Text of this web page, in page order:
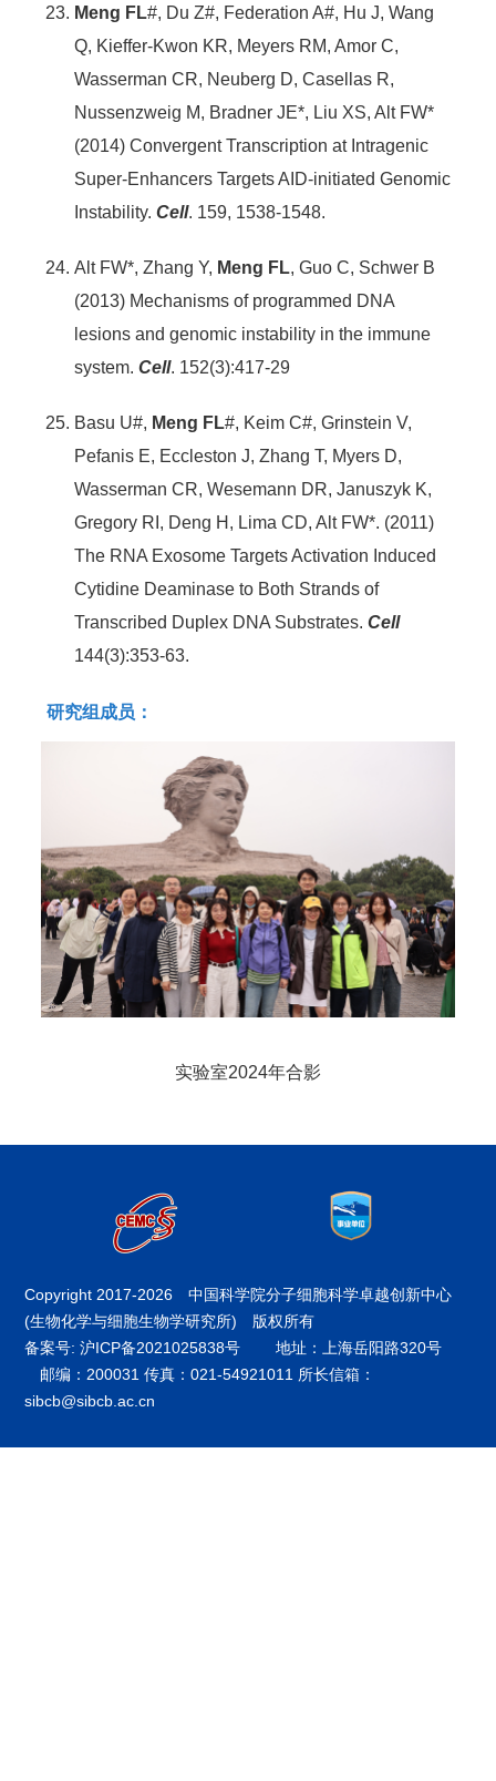
Meng FL#, Du Z#, Federation A#, Hu J, Wang
Q, Kieffer-Kwon KR, Meyers RM, Amor C,
Wasserman CR, Neuberg D, Casellas R,
Nussenzweig M, Bradner JE*, Liu XS, Alt FW*
(2014) Convergent Transcription at Intragenic
Super-Enhancers Targets AID-initiated Genomic
Instability.Cell. 159, 1538-1548.
Alt FW*, Zhang Y, Meng FL, Guo C, Schwer B
(2013) Mechanisms of programmed DNA
lesions and genomic instability in the immune
system.Cell. 152(3):417-29
Basu U#, Meng FL#, Keim C#, Grinstein V,
Pefanis E, Eccleston J, Zhang T, Myers D,
Wasserman CR, Wesemann DR, Januszyk K,
Gregory RI, Deng H, Lima CD, Alt FW*. (2011)
The RNA Exosome Targets Activation Induced
Cytidine Deaminase to Both Strands of
Transcribed Duplex DNA Substrates.Cell
144(3):353-63.
研究组成员：
实验室2024年合影
Copyright 2017-2026 中国科学院分子细胞科学卓越创新中心
(生物化学与细胞生物学研究所) 版权所有
备案号: 沪ICP备2021025838号
地址：上海岳阳路320号
邮编：200031 传真：021-54921011 所长信箱：
sibcb@sibcb.ac.cn